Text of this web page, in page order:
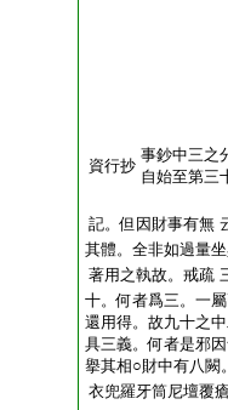
資行抄
事鈔中三之
自始至第三
記。但因財事有無
其體。全非如過量
著用之執故。戒疏
十。何者爲三。一
還用得。故九十之
具三義。何者是邪
擧其相○財中有八闕
衣兜羅牙筒尼壇覆